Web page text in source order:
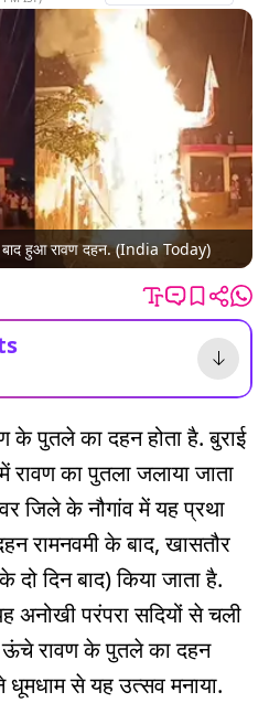
बाद हुआ रावण दहन. (India Today)
के पुतले का दहन होता है. बुराई
का पुतला जलाया जाता
जिले के नौगांव में यह प्रथा
रामनवमी के बाद, खासतौर
दो दिन बाद) किया जाता है.
परंपरा सदियों से चली
रावण के पुतले का दहन
से यह उत्सव मनाया.